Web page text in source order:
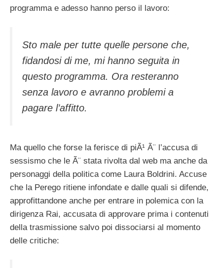
programma e adesso hanno perso il lavoro:
Sto male per tutte quelle persone che,
fidandosi di me, mi hanno seguita in
questo programma. Ora resteranno
senza lavoro e avranno problemi a
pagare l’affitto.
Ma quello che forse la ferisce di piÃ¹ Ã¨ l’accusa di
sessismo che le Ã¨ stata rivolta dal web ma anche da
personaggi della politica come Laura Boldrini. Accuse
che la Perego ritiene infondate e dalle quali si difende,
approfittandone anche per entrare in polemica con la
dirigenza Rai, accusata di approvare prima i contenuti
della trasmissione salvo poi dissociarsi al momento
delle critiche: